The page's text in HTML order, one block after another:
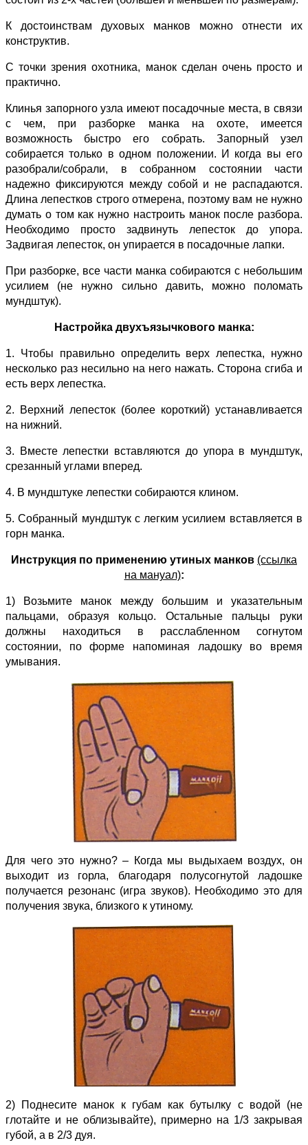
К достоинствам духовых манков можно отнести их
конструктив.
С точки зрения охотника, манок сделан очень просто и
практично.
Клинья запорного узла имеют посадочные места, в связи
с чем, при разборке манка на охоте, имеется
возможность быстро его собрать. Запорный узел
собирается только в одном положении. И когда вы его
разобрали/собрали, в собранном состоянии части
надежно фиксируются между собой и не распадаются.
Длина лепестков строго отмерена, поэтому вам не нужно
думать о том как нужно настроить манок после разбора.
Необходимо просто задвинуть лепесток до упора.
Задвигая лепесток, он упирается в посадочные лапки.
При разборке, все части манка собираются с небольшим
усилием (не нужно сильно давить, можно поломать
мундштук).
Настройка двухъязычкового манка:
1. Чтобы правильно определить верх лепестка, нужно
несколько раз несильно на него нажать. Сторона сгиба и
есть верх лепестка.
2. Верхний лепесток (более короткий) устанавливается
на нижний.
3. Вместе лепестки вставляются до упора в мундштук,
срезанный углами вперед.
4. В мундштуке лепестки собираются клином.
5. Собранный мундштук с легким усилием вставляется в
горн манка.
Инструкция по применению утиных манков (ссылка
на мануал):
1) Возьмите манок между большим и указательным
пальцами, образуя кольцо. Остальные пальцы руки
должны находиться в расслабленном согнутом
состоянии, по форме напоминая ладошку во время
умывания.
Для чего это нужно? – Когда мы выдыхаем воздух, он
выходит из горла, благодаря полусогнутой ладошке
получается резонанс (игра звуков). Необходимо это для
получения звука, близкого к утиному.
2) Поднесите манок к губам как бутылку с водой (не
глотайте и не облизывайте), примерно на 1/3 закрывая
губой, а в 2/3 дуя.